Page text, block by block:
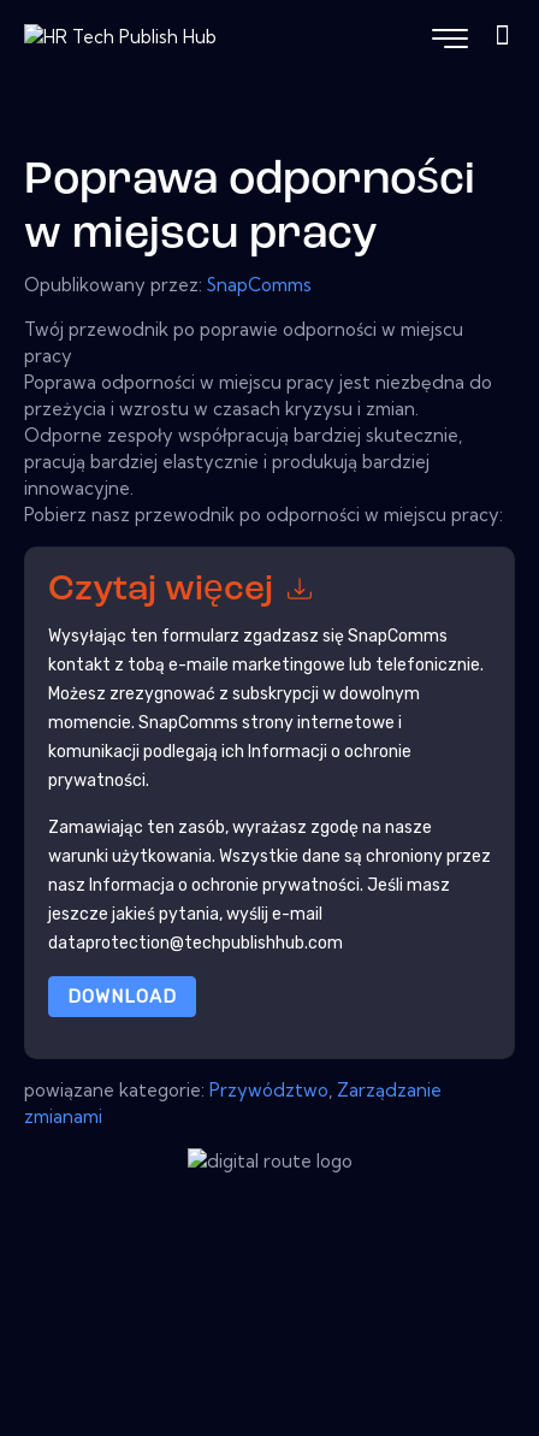
Poprawa odporności
w miejscu pracy
Opublikowany przez: SnapComms
Twój przewodnik po poprawie odporności w miejscu
pracy
Poprawa odporności w miejscu pracy jest niezbędna do
przeżycia i wzrostu w czasach kryzysu i zmian.
Odporne zespoły współpracują bardziej skutecznie,
pracują bardziej elastycznie i produkują bardziej
innowacyjne.
Pobierz nasz przewodnik po odporności w miejscu pracy:
Czytaj więcej
Wysyłając ten formularz zgadzasz sięSnapComms
kontakt z tobą e-maile marketingowe lub telefonicznie.
Możesz zrezygnować z subskrypcji w dowolnym
momencie. SnapComms strony internetowe i
komunikacji podlegają ich Informacji o ochronie
prywatności.
Zamawiając ten zasób, wyrażasz zgodę na nasze
warunki użytkowania. Wszystkie dane są chroniony przez
nasz Informacja o ochronie prywatności. Jeśli masz
jeszcze jakieś pytania, wyślij e-mail
dataprotection@techpublishhub.com
DOWNLOAD
powiązane kategorie: Przywództwo Zarządzanie
zmianami